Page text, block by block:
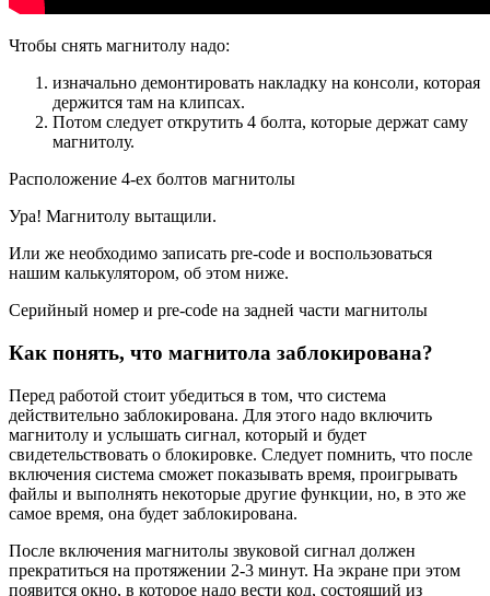
Чтобы снять магнитолу надо:
изначально демонтировать накладку на консоли, которая
держится там на клипсах.
Потом следует открутить 4 болта, которые держат саму
магнитолу.
Расположение 4-ех болтов магнитолы
Ура! Магнитолу вытащили.
Или же необходимо записать pre-code и воспользоваться
нашим калькулятором, об этом ниже.
Серийный номер и pre-code на задней части магнитолы
Как понять, что магнитола заблокирована?
Перед работой стоит убедиться в том, что система
действительно заблокирована. Для этого надо включить
магнитолу и услышать сигнал, который и будет
свидетельствовать о блокировке. Следует помнить, что после
включения система сможет показывать время, проигрывать
файлы и выполнять некоторые другие функции, но, в это же
самое время, она будет заблокирована.
После включения магнитолы звуковой сигнал должен
прекратиться на протяжении 2-3 минут. На экране при этом
появится окно, в которое надо вести код, состоящий из